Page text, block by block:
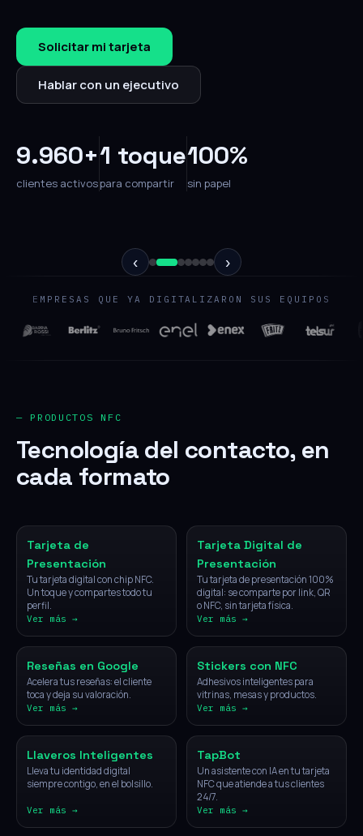
Solicitar mi tarjeta
Hablar con un ejecutivo
9.960+
clientes activos
1 toque
para compartir
100%
sin papel
‹ ›
EMPRESAS QUE YA DIGITALIZARON SUS EQUIPOS
— PRODUCTOS NFC
Tecnología del contacto, en
cada formato
Tarjeta de
Presentación
Tu tarjeta digital con chip NFC.
Un toque y compartes todo tu
perfil.
Ver más →
Tarjeta Digital de
Presentación
Tu tarjeta de presentación 100%
digital: se comparte por link, QR
o NFC, sin tarjeta física.
Ver más →
NFC
Reseñas en Google
Acelera tus reseñas: el cliente
toca y deja su valoración.
Ver más →
NFC
Stickers con NFC
Adhesivos inteligentes para
vitrinas, mesas y productos.
Ver más →
NFC
Llaveros Inteligentes
Lleva tu identidad digital
siempre contigo, en el bolsillo.
Ver más →
IA
TapBot
Un asistente con IA en tu tarjeta
NFC que atiende a tus clientes
24/7.
Ver más →
Vehículos